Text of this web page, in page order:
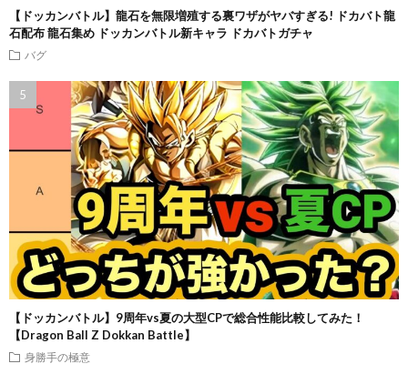
【ドッカンバトル】龍石を無限増殖する裏ワザがヤバすぎる! ドカバト龍
石配布 龍石集め ドッカンバトル新キャラ ドカバトガチャ
バグ
【ドッカンバトル】9周年vs夏の大型CPで総合性能比較してみた！
【Dragon Ball Z Dokkan Battle】
身勝手の極意